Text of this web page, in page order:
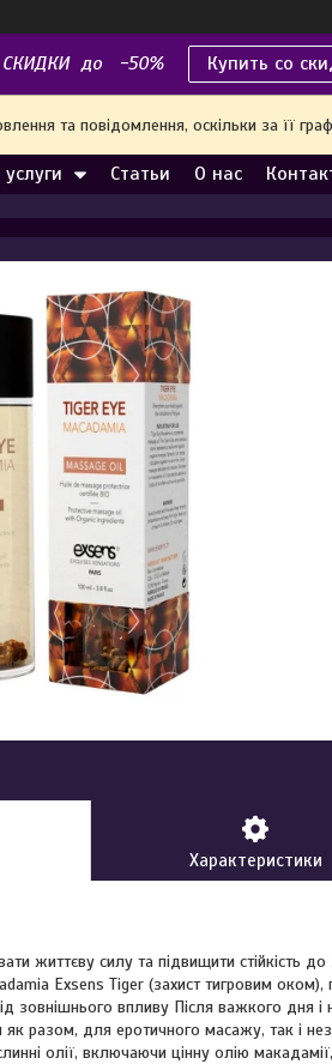
СКИДКИ до -50% Купить со
та повідомлення, оскільки за її
Статьи О нас
Характеристики
життєву силу та підвищити стійкість
Exsens Tiger (захист тигровим оком),
зовнішнього впливу Після важкого дня
разом, для еротичного масажу, так і
олії, включаючи цінну олію